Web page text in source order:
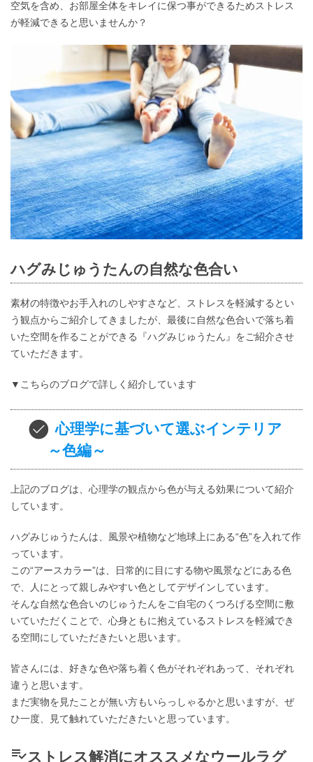
空気を含め、お部屋全体をキレイに保つ事ができるためストレス
が軽減できると思いませんか？
ハグみじゅうたんの自然な色合い
素材の特徴やお手入れのしやすさなど、ストレスを軽減するとい
う観点からご紹介してきましたが、最後に自然な色合いで落ち着
いた空間を作ることができる『ハグみじゅうたん』をご紹介させ
ていただきます。
▼こちらのブログで詳しく紹介しています
心理学に基づいて選ぶインテリア
～色編～
上記のブログは、心理学の観点から色が与える効果について紹介
しています。
ハグみじゅうたんは、風景や植物など地球上にある“色”を入れて作
っています。
この“アースカラー”は、日常的に目にする物や風景などにある色
で、人にとって親しみやすい色としてデザインしています。
そんな自然な色合いのじゅうたんをご自宅のくつろげる空間に敷
いていただくことで、心身ともに抱えているストレスを軽減でき
る空間にしていただきたいと思います。
皆さんには、好きな色や落ち着く色がそれぞれあって、それぞれ
違うと思います。
まだ実物を見たことが無い方もいらっしゃるかと思いますが、ぜ
ひ一度、見て触れていただきたいと思っています。
playlist_add_checkストレス解消にオススメなウールラグ